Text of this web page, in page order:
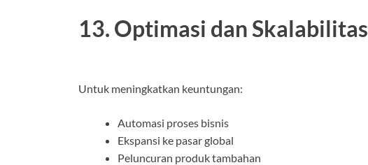
13. Optimasi dan Skalabilitas
Untuk meningkatkan keuntungan:
Automasi proses bisnis
Ekspansi ke pasar global
Peluncuran produk tambahan